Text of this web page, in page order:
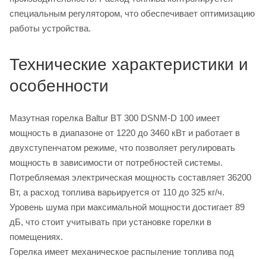
специальным регулятором, что обеспечивает оптимизацию
работы устройства.
Технические характеристики и
особенности
Мазутная горелка Baltur BT 300 DSNM-D 100 имеет
мощность в диапазоне от 1220 до 3460 кВт и работает в
двухступенчатом режиме, что позволяет регулировать
мощность в зависимости от потребностей системы.
Потребляемая электрическая мощность составляет 36200
Вт, а расход топлива варьируется от 110 до 325 кг/ч.
Уровень шума при максимальной мощности достигает 89
дБ, что стоит учитывать при установке горелки в
помещениях.
Горелка имеет механическое распыление топлива под